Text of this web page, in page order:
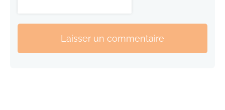
Laisser un commentaire